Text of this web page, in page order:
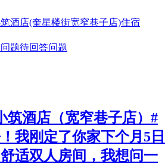
酒店(奎星楼街宽窄巷子店)住宿
题待回答问题
筑酒店（宽窄巷子店）#
我刚定了你家下个月5日
适双人房间，我想问一